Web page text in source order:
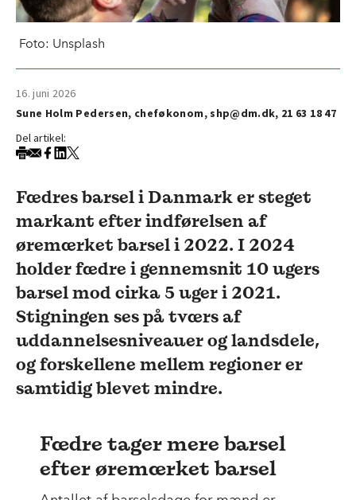
Foto: Unsplash
16. juni 2026
Sune Holm Pedersen, cheføkonom, shp@dm.dk, 21 63 18 47
Del artikel:
Fædres barsel i Danmark er steget
markant efter indførelsen af
øremærket barsel i 2022. I 2024
holder fædre i gennemsnit 10 ugers
barsel mod cirka 5 uger i 2021.
Stigningen ses på tværs af
uddannelsesniveauer og landsdele,
og forskellene mellem regioner er
samtidig blevet mindre.
Fædre tager mere barsel
efter øremærket barsel